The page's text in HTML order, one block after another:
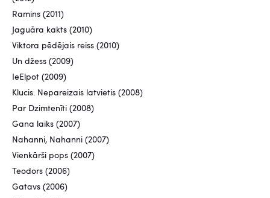
Ramins (2011)
Jaguāra kakts (2010)
Viktora pēdējais reiss (2010)
Un džess (2009)
IeElpot (2009)
Klucis. Nepareizais latvietis (2008)
Par Dzimtenīti (2008)
Gana laiks (2007)
Nahanni, Nahanni (2007)
Vienkārši pops (2007)
Teodors (2006)
Gatavs (2006)